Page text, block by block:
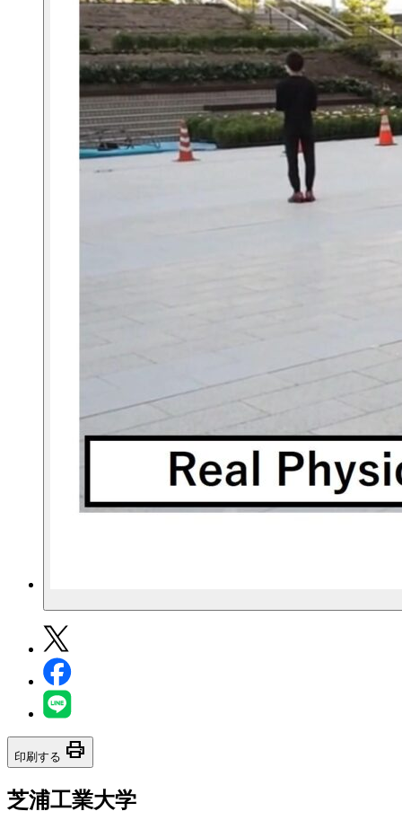
印刷する print
芝浦工業大学